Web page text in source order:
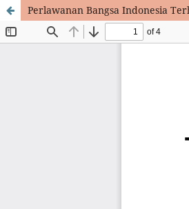
Perlawanan Bangsa Indonesia